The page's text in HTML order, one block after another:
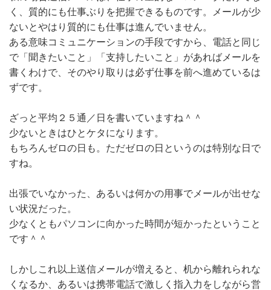
く、質的にも仕事ぶりを把握できるものです。メールが少
ないとやはり質的にも仕事は進んでいません。
ある意味コミュニケーションの手段ですから、電話と同じ
で「聞きたいこと」「支持したいこと」があればメールを
書くわけで、そのやり取りは必ず仕事を前へ進めているは
ずです。
ざっと平均２５通／日を書いていますね＾＾
少ないときはひとケタになります。
もちろんゼロの日も。ただゼロの日というのは特別な日で
すね。
出張でいなかった、あるいは何かの用事でメールが出せな
い状況だった。
少なくともパソコンに向かった時間が短かったということ
です＾＾
しかしこれ以上送信メールが増えると、机から離れられな
くなるか、あるいは携帯電話で激しく指入力をしながら営